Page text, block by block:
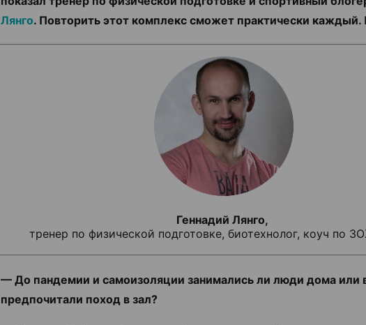
Лянго. Повторить этот комплекс сможет практически каждый.
Геннадий Лянго,
тренер по физической подготовке, биотехнолог, коуч по
— До пандемии и самоизоляции занимались ли люди дома или
предпочитали поход в зал?